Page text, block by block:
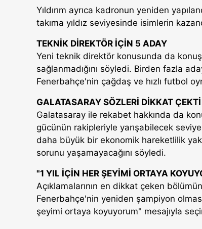
Yıldırım ayrıca kadronun yeniden
takıma yıldız seviyesinde isimlerin
TEKNİK DİREKTÖR İÇİN 5 ADAY
Yeni teknik direktör konusunda da
sağlanmadığını söyledi. Birden fazla
Fenerbahçe'nin çağdaş ve hızlı futbol
GALATASARAY SÖZLERİ DİKKAT ÇEKTİ
Galatasaray ile rekabet hakkında da
gücünün rakipleriyle yarışabilecek
daha büyük bir ekonomik hareketlilik
sorunu yaşamayacağını söyledi.
"1 YIL İÇİN HER ŞEYİMİ ORTAYA
Açıklamalarının en dikkat çeken
Fenerbahçe'nin yeniden şampiyon
şeyimi ortaya koyuyorum" mesajıyla